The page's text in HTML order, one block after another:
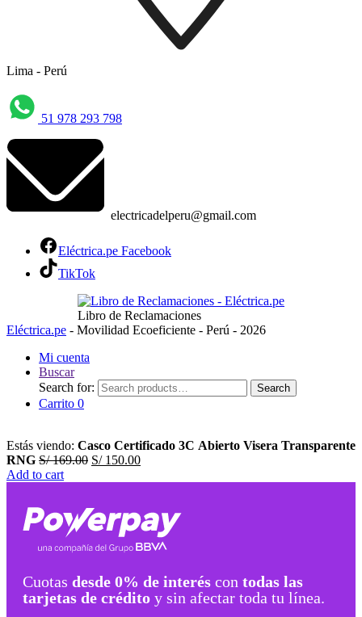
Lima - Perú
51 978 293 798
electricadelperu@gmail.com
Eléctrica.pe Facebook
TikTok
Libro de Reclamaciones
Eléctrica.pe - Movilidad Ecoeficiente - Perú - 2026
Mi cuenta
Buscar
Search for:
Search
Carrito 0
Estás viendo: Casco Certificado 3C Abierto Visera Transparente
RNG S/169.00 S/150.00
Add to cart